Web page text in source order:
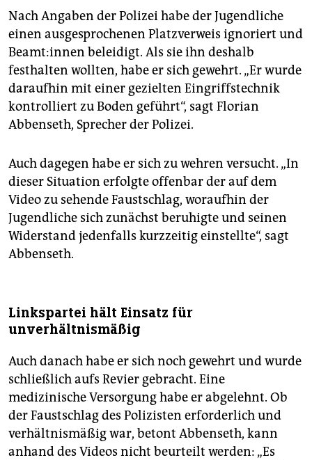
Nach Angaben der Polizei habe der Jugendliche
einen ausgesprochenen Platzverweis ignoriert und
Be­am­t:in­nen beleidigt. Als sie ihn deshalb
festhalten wollten, habe er sich gewehrt. „Er wurde
daraufhin mit einer gezielten Eingriffstechnik
kontrolliert zu Boden geführt“, sagt Florian
Abbenseth, Sprecher der Polizei.
Auch dagegen habe er sich zu wehren versucht. „In
dieser Situation erfolgte offenbar der auf dem
Video zu sehende Faustschlag, woraufhin der
Jugendliche sich zunächst beruhigte und seinen
Widerstand jedenfalls kurzzeitig einstellte“, sagt
Abbenseth.
Linkspartei hält Einsatz für
unverhältnismäßig
Auch danach habe er sich noch gewehrt und wurde
schließlich aufs Revier gebracht. Eine
medizinische Versorgung habe er abgelehnt. Ob
der Faustschlag des Polizisten erforderlich und
verhältnismäßig war, betont Abbenseth, kann
anhand des Videos nicht beurteilt werden: „Es